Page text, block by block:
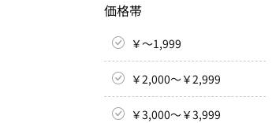
価格帯
￥～1,999
￥2,000～￥2,999
￥3,000～￥3,999